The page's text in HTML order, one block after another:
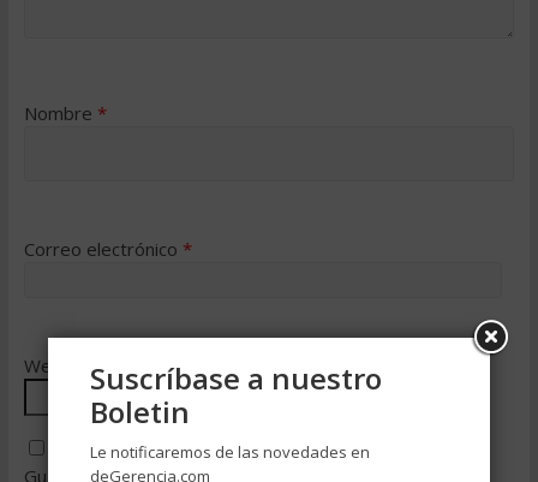
Nombre *
Correo electrónico *
Web
Guarda mi nombre, correo electrónico y web en este
Suscríbase a nuestro
Boletin
Le notificaremos de las novedades en
deGerencia.com